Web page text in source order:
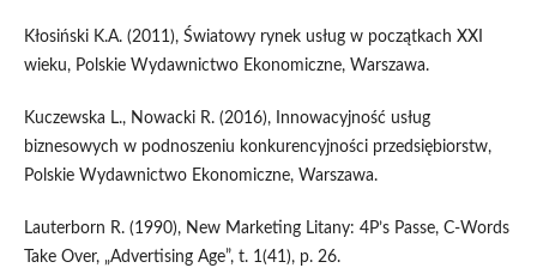
Kłosiński K.A. (2011), Światowy rynek usług w początkach XXI
wieku, Polskie Wydawnictwo Ekonomiczne, Warszawa.
Kuczewska L., Nowacki R. (2016), Innowacyjność usług
biznesowych w podnoszeniu konkurencyjności przedsiębiorstw,
Polskie Wydawnictwo Ekonomiczne, Warszawa.
Lauterborn R. (1990), New Marketing Litany: 4P’s Passe, C‑Words
Take Over, „Advertising Age”, t. 1(41), p. 26.